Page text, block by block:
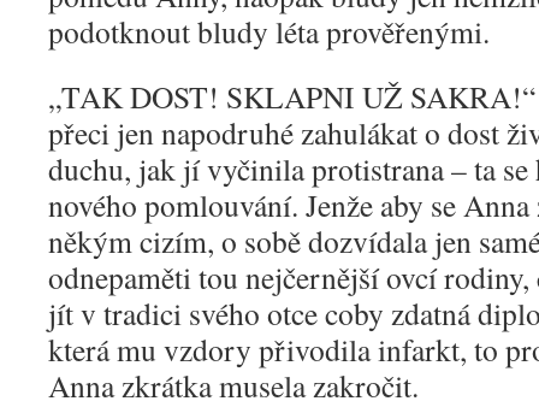
podotknout bludy léta prověřenými.
„TAK DOST! SKLAPNI UŽ SAKRA!“
přeci jen napodruhé zahulákat o dost
duchu, jak jí vyčinila protistrana – ta
nového pomlouvání. Jenže aby se
někým cizím, o sobě dozvídala jen
odnepaměti tou nejčernější ovcí
jít v tradici svého otce coby zdatná
která mu vzdory přivodila infarkt, to
Anna zkrátka musela zakročit.